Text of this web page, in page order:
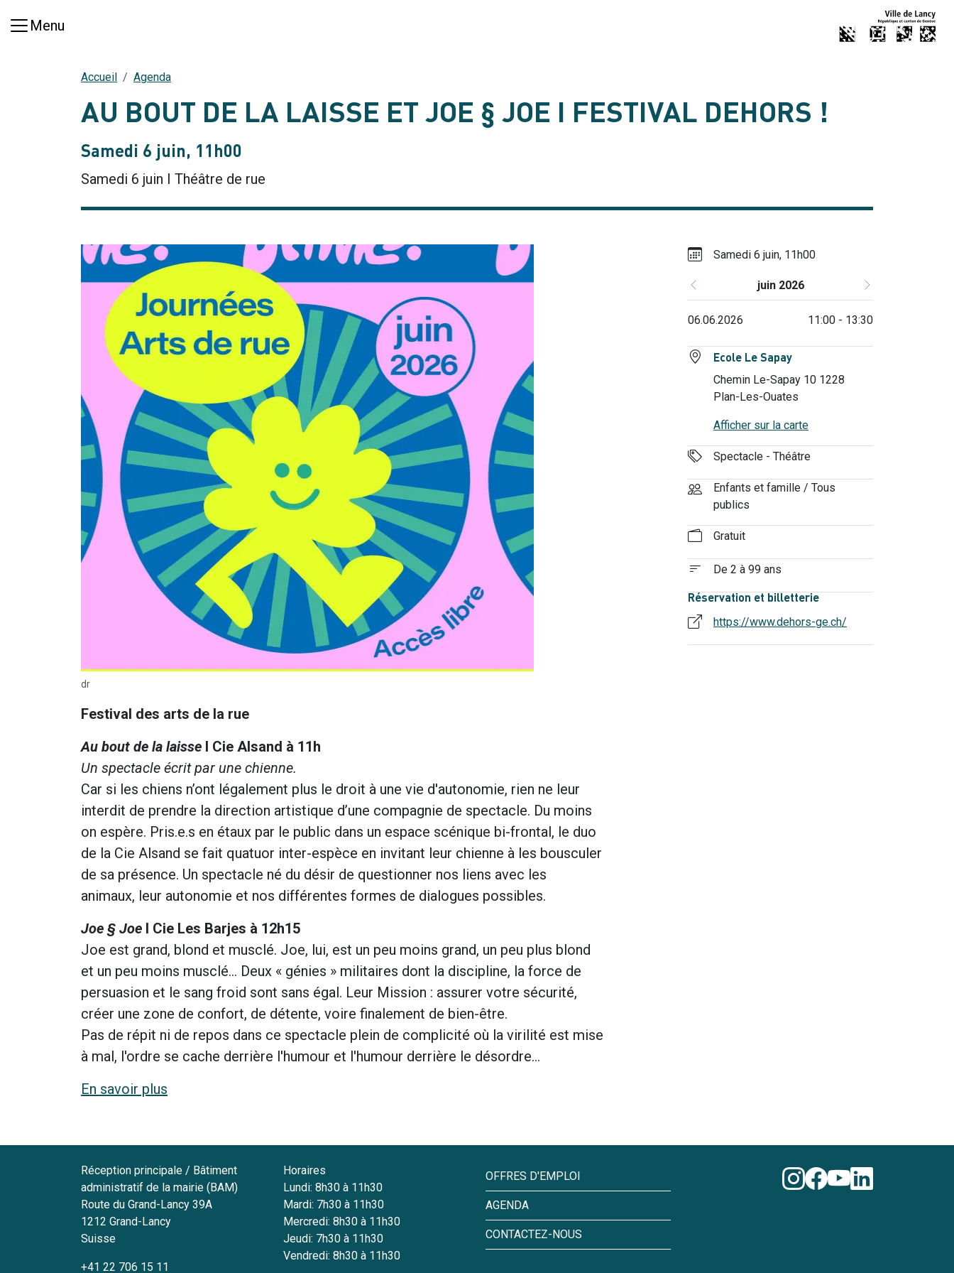
Menu
Accueil Agenda
AU BOUT DE LA LAISSE ET JOE § JOE I FESTIVAL DEHORS !
Samedi 6 juin, 11h00
Samedi 6 juin I Théâtre de rue
dr
Festival des arts de la rue
Au bout de la laisse I Cie Alsand à 11h
Un spectacle écrit par une chienne.
Car si les chiens n’ont légalement plus le droit à une vie d'autonomie, rien ne leur
interdit de prendre la direction artistique d’une compagnie de spectacle. Du moins
on espère. Pris.e.s en étaux par le public dans un espace scénique bi-frontal, le duo
de la Cie Alsand se fait quatuor inter-espèce en invitant leur chienne à les bousculer
de sa présence. ​Un spectacle né du désir de questionner nos liens avec les
animaux, leur autonomie et nos différentes formes de dialogues possibles.
Joe § Joe I Cie Les Barjes à 12h15
Joe est grand, blond et musclé. Joe, lui, est un peu moins grand, un peu plus blond
et un peu moins musclé… Deux « génies » militaires dont la discipline, la force de
persuasion et le sang froid sont sans égal. Leur Mission : assurer votre sécurité,
créer une zone de confort, de détente, voire finalement de bien-être.
Pas de répit ni de repos dans ce spectacle plein de complicité où la virilité est mise
à mal, l'ordre se cache derrière l'humour et l'humour derrière le désordre...
En savoir plus
Samedi 6 juin, 11h00
juin 2026
06.06.2026 11:00 - 13:30
Précédent Suivant
Ecole Le Sapay
Chemin Le-Sapay 10 1228
Plan-Les-Ouates
Afficher sur la carte
Spectacle - Théâtre
Enfants et famille / Tous
publics
Gratuit
De 2 à 99 ans
Réservation et billetterie
https://www.dehors-ge.ch/
Réception principale / Bâtiment
administratif de la mairie (BAM)
Route du Grand-Lancy 39A
1212 Grand-Lancy
Suisse
+41 22 706 15 11
Horaires
Lundi: 8h30 à 11h30
Mardi: 7h30 à 11h30
Mercredi: 8h30 à 11h30
Jeudi: 7h30 à 11h30
Vendredi: 8h30 à 11h30
OFFRES D'EMPLOI
AGENDA
CONTACTEZ-NOUS